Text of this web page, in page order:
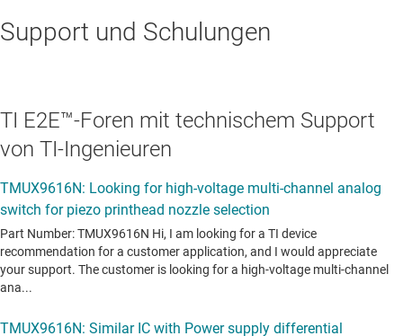
Support und Schulungen
TI E2E™-Foren mit technischem Support
von TI-Ingenieuren